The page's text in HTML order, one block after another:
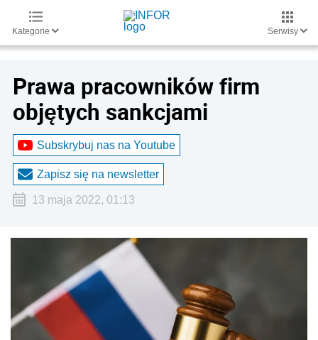
Kategorie Serwisy
Prawa pracowników firm
objętych sankcjami
Subskrybuj nas na Youtube
Zapisz się na newsletter
13 maja 2022, 01:13